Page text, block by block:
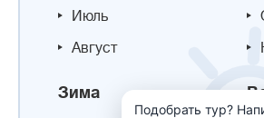
Июль
Август
Зима
Подобрать тур?